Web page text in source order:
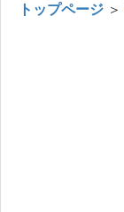
トップページ ＞